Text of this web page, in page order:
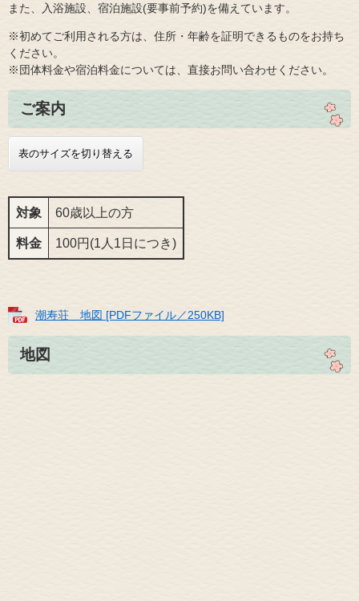
また、入浴施設、宿泊施設(要事前予約)を備えています。
※初めてご利用される方は、住所・年齢を証明できるものをお持ち
ください。
※団体料金や宿泊料金については、直接お問い合わせください。
ご案内
表のサイズを切り替える
対象 60歳以上の方
料金 100円(1人1日につき)
潮寿荘 地図 [PDFファイル／250KB]
地図